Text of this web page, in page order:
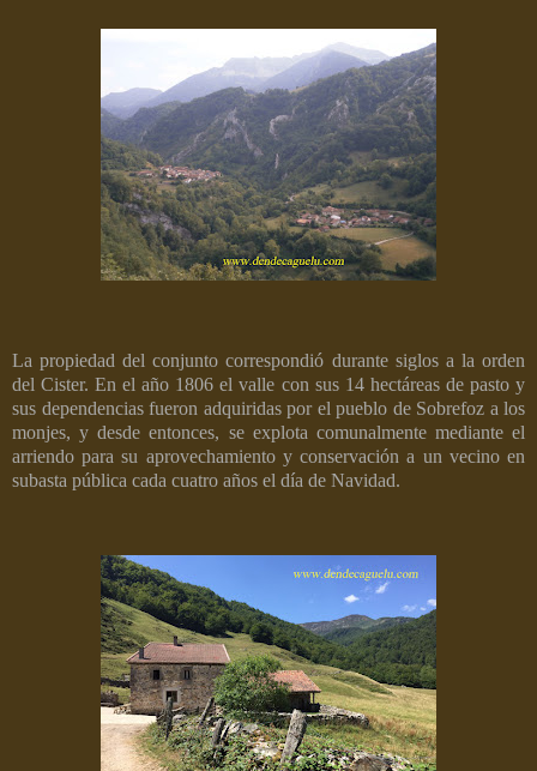
La propiedad del conjunto correspondió durante siglos a la orden
del Cister. En el año 1806 el valle con sus 14 hectáreas de pasto y
sus dependencias fueron adquiridas por el pueblo de Sobrefoz a los
monjes, y desde entonces, se explota comunalmente mediante el
arriendo para su aprovechamiento y conservación a un vecino en
subasta pública cada cuatro años el día de Navidad.